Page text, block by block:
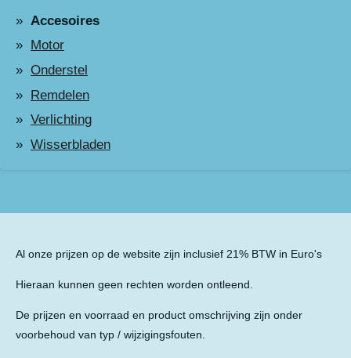
Accesoires
Motor
Onderstel
Remdelen
Verlichting
Wisserbladen
Al onze prijzen op de website zijn inclusief 21% BTW in Euro's
Hieraan kunnen geen rechten worden ontleend.
De prijzen en voorraad en product omschrijving zijn onder
voorbehoud van typ / wijzigingsfouten.